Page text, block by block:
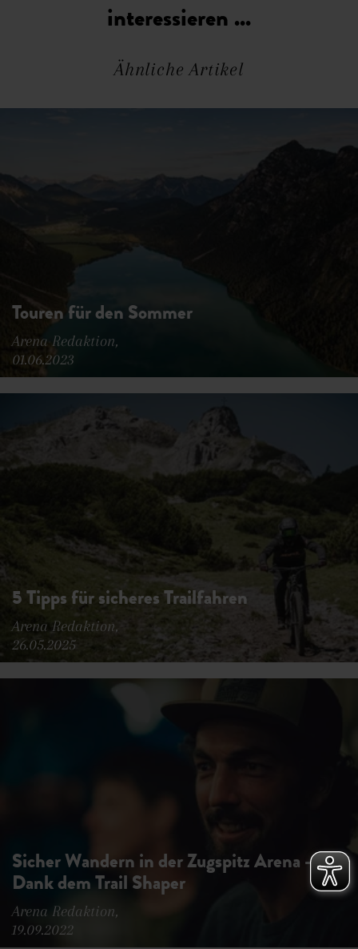
interessieren ...
Ähnliche Artikel
Touren für den Sommer
Arena Redaktion,
01.06.2023
5 Tipps für sicheres Trailfahren
Arena Redaktion,
26.05.2025
Sicher Wandern in der Zugspitz Arena -
Dank dem Trail Shaper
Arena Redaktion,
19.09.2022